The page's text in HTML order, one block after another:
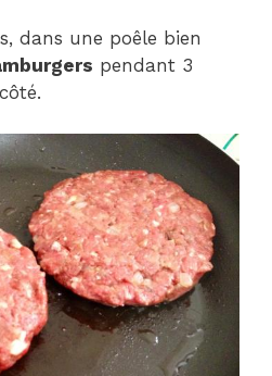
dans une poêle bien
pendant 3